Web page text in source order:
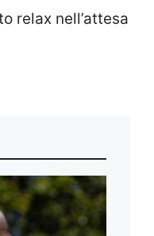
relax nell’attesa